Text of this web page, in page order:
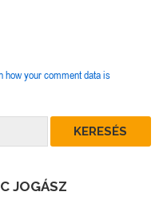
how your comment data is
JOGÁSZ